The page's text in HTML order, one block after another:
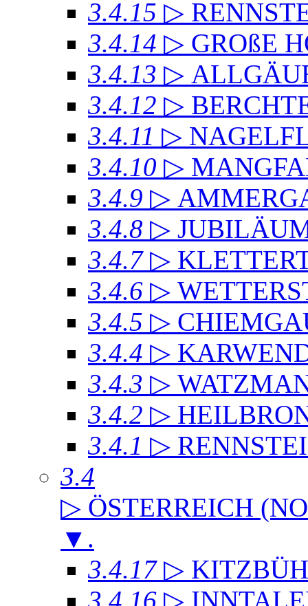
3.4.15 ▷
3.4.14 ▷ GROßE
3.4.13 ▷
3.4.12 ▷
3.4.11 ▷
3.4.10 ▷
3.4.9 ▷
3.4.8 ▷
3.4.7 ▷
3.4.6 ▷
3.4.5 ▷
3.4.4 ▷
3.4.3 ▷
3.4.2 ▷
3.4.1 ▷
3.4
▷ ÖSTERREICH
▼ .
3.4.17 ▷
3.4.16 ▷